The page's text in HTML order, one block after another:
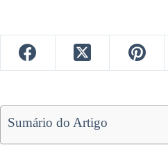
Sumário do Artigo